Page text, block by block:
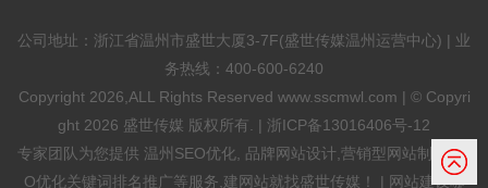
公司地址：浙江省温州市盛世大厦3-7F(盛世传媒温州运营中心) | 业
务热线： 400-600-6240
Copyright 2026,ALL Rights Reserved www.sscmwl.com | © Copyri
ght 2026 盛世传媒 版权所有. | 浙ICP备13016406号-12
专家团队为您提供 温州SEO优化, 品牌网站设计,营销型网站制作,SE
O优化关键词排名推广等服务,建网站就找盛世传媒！ | 网站建设哪